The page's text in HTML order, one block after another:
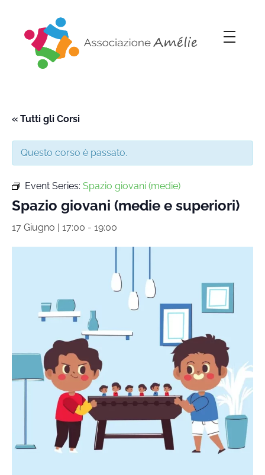
« Tutti gli Corsi
Questo corso è passato.
Event Series: Spazio giovani (medie)
Spazio giovani (medie e superiori)
17 Giugno | 17:00 - 19:00